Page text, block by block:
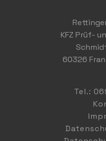
KFZ Prüf-
60326
Tel.: